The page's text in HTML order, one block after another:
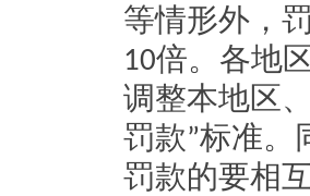
等情形外，
10倍。各地
调整本地区
罚款”标准。
罚款的要相